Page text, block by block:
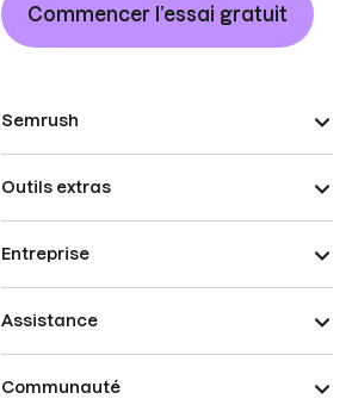
Commencer l’essai gratuit
Semrush
Outils extras
Entreprise
Assistance
Communauté